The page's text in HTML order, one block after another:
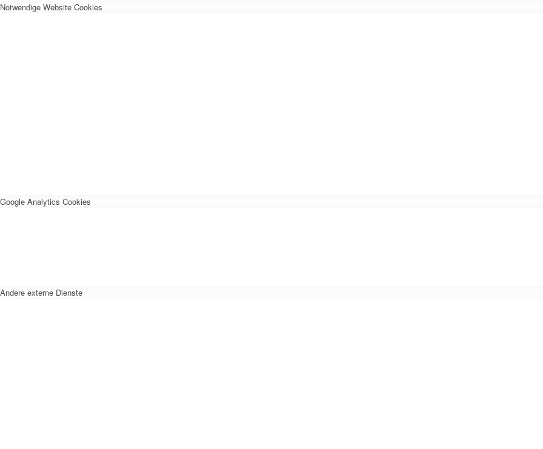
Notwendige Website Cookies
Google Analytics Cookies
Andere externe Dienste